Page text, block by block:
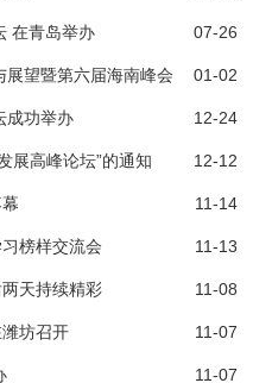
在青岛举办 07-26
望暨第六届海南峰会 01-02
成功举办 12-24
展高峰论坛”的通知 12-12
11-14
榜样交流会 11-13
天持续精彩 11-08
坊召开 11-07
11-07